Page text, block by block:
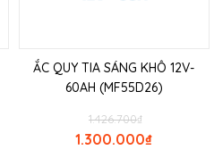
ẮC QUY TIA SÁNG KHÔ 12V-
60AH (MF55D26)
₫
1.426.700
₫
1.300.000